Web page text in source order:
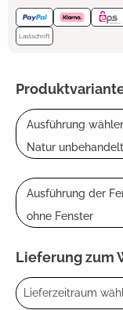
Lastschrift
Ausführung
Natur unbehandelt
Ausführung der
ohne Fenster
Lieferung zum
Lieferzeitraum